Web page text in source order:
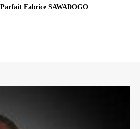
Parfait Fabrice SAWADOGO